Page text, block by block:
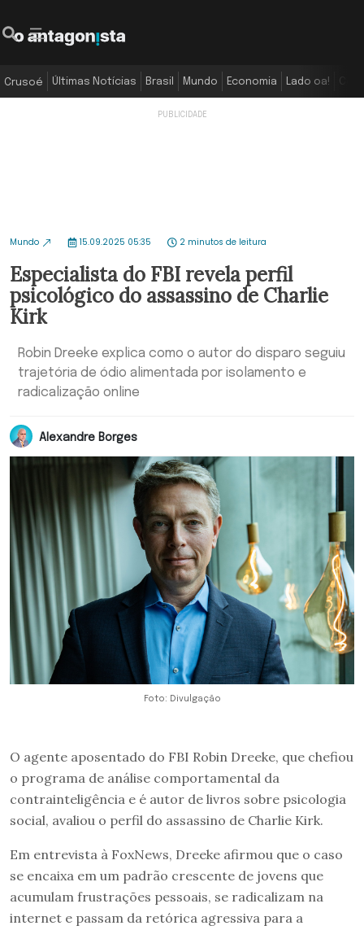
Crusoé Últimas Notícias Brasil Mundo Economia Lado oa!
Mundo 15.09.2025 05:35 2 minutos de leitura
Especialista do FBI revela perfil
psicológico do assassino de Charlie
Kirk
Robin Dreeke explica como o autor do disparo seguiu
trajetória de ódio alimentada por isolamento e
radicalização online
Alexandre Borges
Foto: Divulgação
O agente aposentado do FBI Robin Dreeke, que chefiou
o programa de análise comportamental da
contrainteligência e é autor de livros sobre psicologia
social, avaliou o perfil do assassino de Charlie Kirk.
Em entrevista à FoxNews, Dreeke afirmou que o caso
se encaixa em um padrão crescente de jovens que
acumulam frustrações pessoais, se radicalizam na
internet e passam da retórica agressiva para a